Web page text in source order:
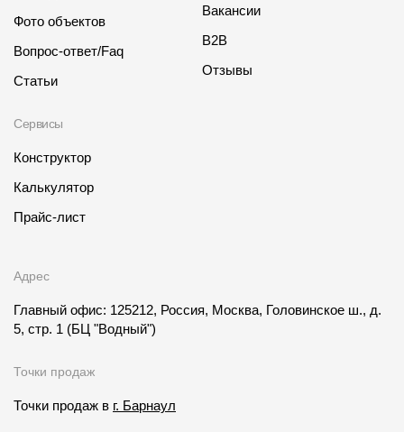
Фото объектов
Вопрос-ответ/Faq
Статьи
Сервисы
Конструктор
Калькулятор
Прайс-лист
Вакансии
B2B
Отзывы
Адрес
Главный офис: 125212, Россия, Москва, Головинское ш., д.
5, стр. 1 (БЦ "Водный")
Точки продаж
Точки продаж в г. Барнаул